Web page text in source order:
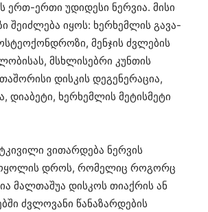
ერთ-ერთი უდიდესი ნერვია. მისი
შეიძლება იყოს: ხერხემლის გავა-
მენჯის ძვლების
მსხლისებრი კუნთის
დისკის დეგენერაცია,
დიაბეტი, ხერხემლის მეტისმეტი
ვითარდება ნერვის
დროს, რომელიც როგორც
მალთაშუა დისკოს თიაქრის ან
ძვლოვანი წანაზარდების